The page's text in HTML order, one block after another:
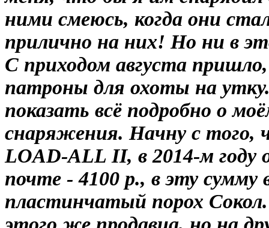
ними смеюсь, когда они
прилично на них! Но ни в
С приходом августа
патроны для охоты на
показать всё подробно о
снаряжения. Начну с того,
LOAD-ALL II, в 2014-м году
почте - 4100 р., в эту сумму
пластинчатый порох